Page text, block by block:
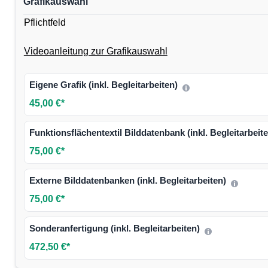
Pflichtfeld
Videoanleitung zur Grafikauswahl
Eigene Grafik (inkl. Begleitarbeiten)
45,00 €*
Funktionsflächentextil Bilddatenbank (inkl.
75,00 €*
Externe Bilddatenbanken (inkl. Begleitarbeiten)
75,00 €*
Sonderanfertigung (inkl. Begleitarbeiten)
472,50 €*